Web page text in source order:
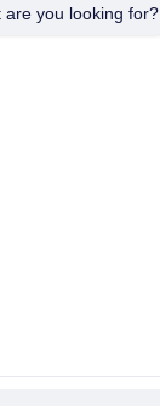
are you looking for?